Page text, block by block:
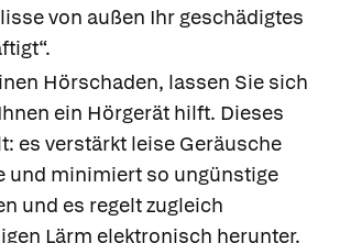
von außen Ihr geschädigtes
Hörschaden, lassen Sie sich
ein Hörgerät hilft. Dieses
es verstärkt leise Geräusche
und minimiert so ungünstige
und es regelt zugleich
Lärm elektronisch herunter.